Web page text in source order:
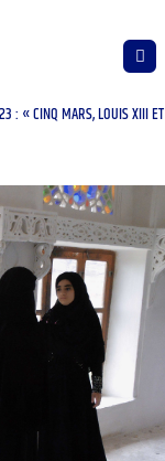
: « CINQ MARS, LOUIS XIII ET